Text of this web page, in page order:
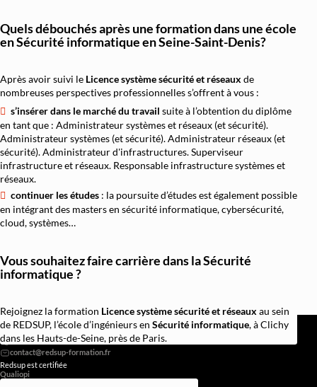
Quels débouchés après une formation dans une école
en Sécurité informatique en Seine-Saint-Denis?
Après avoir suivi le Licence système sécurité et réseaux de
nombreuses perspectives professionnelles s’offrent à vous :
s’insérer dans le marché du travail suite à l’obtention du diplôme
en tant que : Administrateur systèmes et réseaux (et sécurité).
Administrateur systèmes (et sécurité). Administrateur réseaux (et
sécurité). Administrateur d'infrastructures. Superviseur
infrastructure et réseaux. Responsable infrastructure systèmes et
réseaux.
continuer les études : la poursuite d’études est également possible
en intégrant des masters en sécurité informatique, cybersécurité,
cloud, systèmes…
Vous souhaitez faire carrière dans la Sécurité
informatique ?
Rejoignez la formation Licence système sécurité et réseaux au sein
de REDSUP, l’école d’ingénieurs en Sécurité informatique, à Clichy
dans les Hauts-de-Seine, près de Paris.
REDSUP © 2026
98 Bd Victor Hugo, 92110 Clichy
0756838251
Redsup est certifiée
Qualiopi